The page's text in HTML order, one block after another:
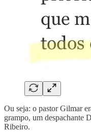
Ou seja: o pastor Gilmar
grampo, um
Ribeiro.